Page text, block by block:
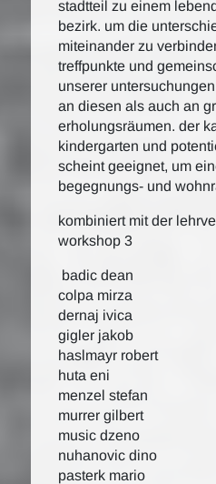
stadtteil zu einem
bezirk. um die
miteinander zu
treffpunkte und
unserer
an diesen als auch an
erholungsräumen. der
kindergarten und
scheint geeignet, um
begegnungs- und
kombiniert mit der
workshop 3
badic dean
colpa mirza
dernaj ivica
gigler jakob
haslmayr robert
huta eni
menzel stefan
murrer gilbert
music dzeno
nuhanovic dino
pasterk mario